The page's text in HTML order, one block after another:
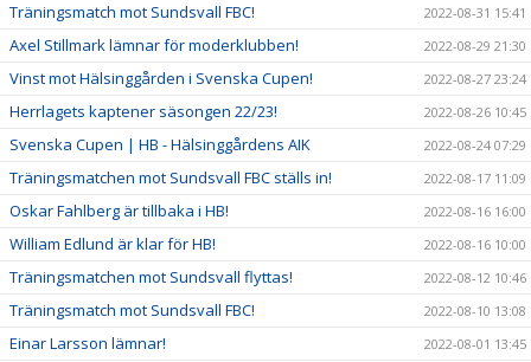
Träningsmatch mot Sundsvall FBC! 2022-08-31 15:41
Axel Stillmark lämnar för moderklubben! 2022-08-29 21:30
Vinst mot Hälsinggården i Svenska Cupen! 2022-08-27 23:24
Herrlagets kaptener säsongen 22/23! 2022-08-26 10:45
Svenska Cupen | HB - Hälsinggårdens AIK 2022-08-24 07:29
Träningsmatchen mot Sundsvall FBC ställs in! 2022-08-17 11:09
Oskar Fahlberg är tillbaka i HB! 2022-08-16 16:00
William Edlund är klar för HB! 2022-08-16 10:00
Träningsmatchen mot Sundsvall flyttas! 2022-08-12 10:46
Träningsmatch mot Sundsvall FBC! 2022-08-10 13:08
Einar Larsson lämnar! 2022-08-01 13:45